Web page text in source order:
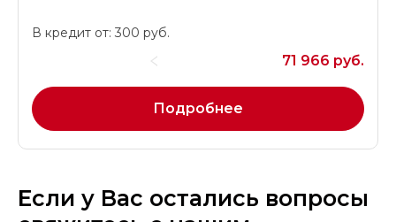
В кредит от: 300 руб.
71 966 руб.
Подробнее
Если у Вас остались вопросы